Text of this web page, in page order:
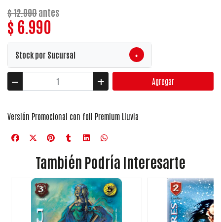
$ 12.990antes
$ 6.990
Stock por Sucursal +
Agregar
Versión Promocional con foil Premium Lluvia
También Podría Interesarte